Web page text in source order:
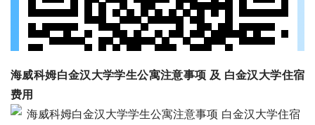
海威科姆白金汉大学学生公寓注意事项 及 白金汉大学住宿
费用